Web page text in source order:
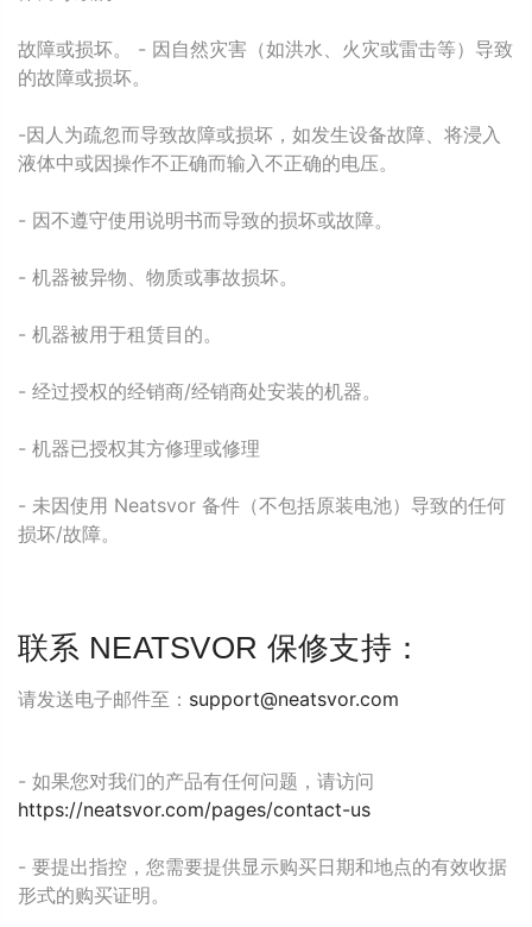
故障或损坏。 - 因自然灾害（如洪水、火灾或雷击等）导致
的故障或损坏。
-因人为疏忽而导致故障或损坏，如发生设备故障、将浸入
液体中或因操作不正确而输入不正确的电压。
- 因不遵守使用说明书而导致的损坏或故障。
- 机器被异物、物质或事故损坏。
- 机器被用于租赁目的。
- 经过授权的经销商/经销商处安装的机器。
- 机器已授权其方修理或修理
- 未因使用 Neatsvor 备件（不包括原装电池）导致的任何
损坏/故障。
联系 NEATSVOR 保修支持：
请发送电子邮件至： support@neatsvor.com
- 如果您对我们的产品有任何问题，请访问
https://neatsvor.com/pages/contact-us
- 要提出指控，您需要提供显示购买日期和地点的有效收据
形式的购买证明。